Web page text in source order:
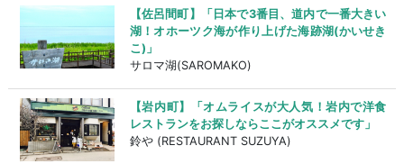
【佐呂間町】「日本で3番目、道内で一番大きい
湖！オホーツク海が作り上げた海跡湖(かいせき
こ)」
サロマ湖(SAROMAKO)
【岩内町】「オムライスが大人気！岩内で洋食
レストランをお探しならここがオススメです」
鈴や (RESTAURANT SUZUYA)